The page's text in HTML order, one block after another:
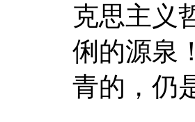
克思主义
俐的源泉
青的，仍